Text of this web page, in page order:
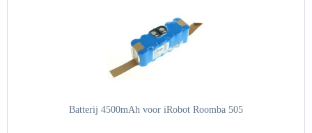
Batterij 4500mAh voor iRobot Roomba 505